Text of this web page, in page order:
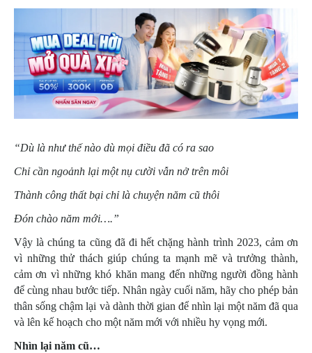
“Dù là như thế nào dù mọi điều đã có ra sao
Chỉ cần ngoảnh lại một nụ cười vẫn nở trên môi
Thành công thất bại chỉ là chuyện năm cũ thôi
Đón chào năm mới….”
Vậy là chúng ta cũng đã đi hết chặng hành trình 2023, cảm ơn
vì những thử thách giúp chúng ta mạnh mẽ và trưởng thành,
cảm ơn vì những khó khăn mang đến những người đồng hành
để cùng nhau bước tiếp. Nhân ngày cuối năm, hãy cho phép bản
thân sống chậm lại và dành thời gian để nhìn lại một năm đã qua
và lên kế hoạch cho một năm mới với nhiều hy vọng mới.
Nhìn lại năm cũ…